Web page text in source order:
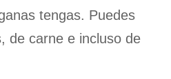
tengas. Puedes
de carne e incluso de